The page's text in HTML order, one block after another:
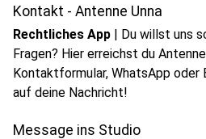
Kontakt - Antenne Unna
Rechtliches App | Du willst uns
Fragen? Hier erreichst du
Kontaktformular, WhatsApp oder
auf deine Nachricht!
Message ins Studio